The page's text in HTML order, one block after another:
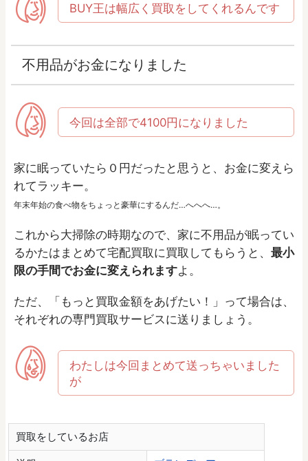
BUY王は幅広く買取をしてくれるんです
不用品がお金になりました
今回は全部で4100円になりました
家に眠っていたら０円だったと思うと、お金に変えら
れてラッキー。
年末年始の食べ物をちょっと豪華にするんだ…へへへ…。
これから大掃除の時期なので、家に不用品が眠ってい
るかたはまとめて宅配買取に買取してもらうと、 最小
限の手間でお金に変えられますよ。
ただ、「もっと買取金額をあげたい！」って場合は、
それぞれの専門買取サービスに送りましょう。
わたしは今回まとめて送っちゃいました
が
買取をしているお店